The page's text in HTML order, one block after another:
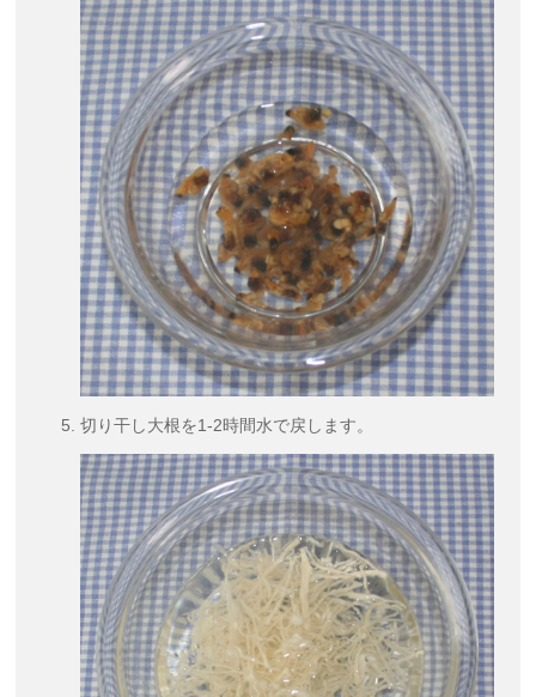
切り干し大根を1-2時間水で戻します。